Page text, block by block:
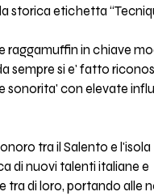
storica etichetta
raggamuffin in chiave
sempre si e' fatto
sonorita' con elevate
tra il Salento e l'isola
di nuovi talenti italiane e
tra di loro, portando alle